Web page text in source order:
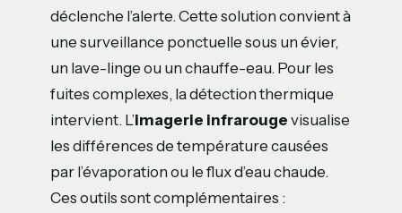
déclenche l’alerte. Cette solution convient à
une surveillance ponctuelle sous un évier,
un lave-linge ou un chauffe-eau. Pour les
fuites complexes, la détection thermique
intervient. L’imagerie infrarouge visualise
les différences de température causées
par l’évaporation ou le flux d’eau chaude.
Ces outils sont complémentaires :